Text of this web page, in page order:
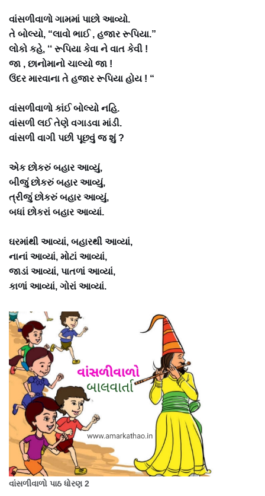
વાંસળીવાળો ગામમાં પાછો આવ્યો.
તે બોલ્યો, “લાવો ભાઈ , હજાર રૂપિયા.”
લોકો કહે, ‘‘ રૂપિયા કેવા ને વાત કેવી !
જા , છાનોમાનો ચાલ્યો જા !
ઉંદર મારવાના તે હજાર રૂપિયા હોય ! “
વાંસળીવાળો કાંઈ બોલ્યો નહિ.
વાંસળી લઈ તેણે વગાડવા માંડી.
વાંસળી વાગી પછી પૂછવું જ શું ?
એક છોકરું બહાર આવ્યું,
બીજું છોકરું બહાર આવ્યું,
ત્રીજું છોકરું બહાર આવ્યું,
બધાં છોકરાં બહાર આવ્યાં.
ઘરમાંથી આવ્યાં, બહારથી આવ્યાં,
નાનાં આવ્યાં, મોટાં આવ્યાં,
જાડાં આવ્યાં, પાતળાં આવ્યાં,
કાળાં આવ્યાં, ગોરાં આવ્યાં.
વાંસળીવાળો પાઠ ધોરણ 2